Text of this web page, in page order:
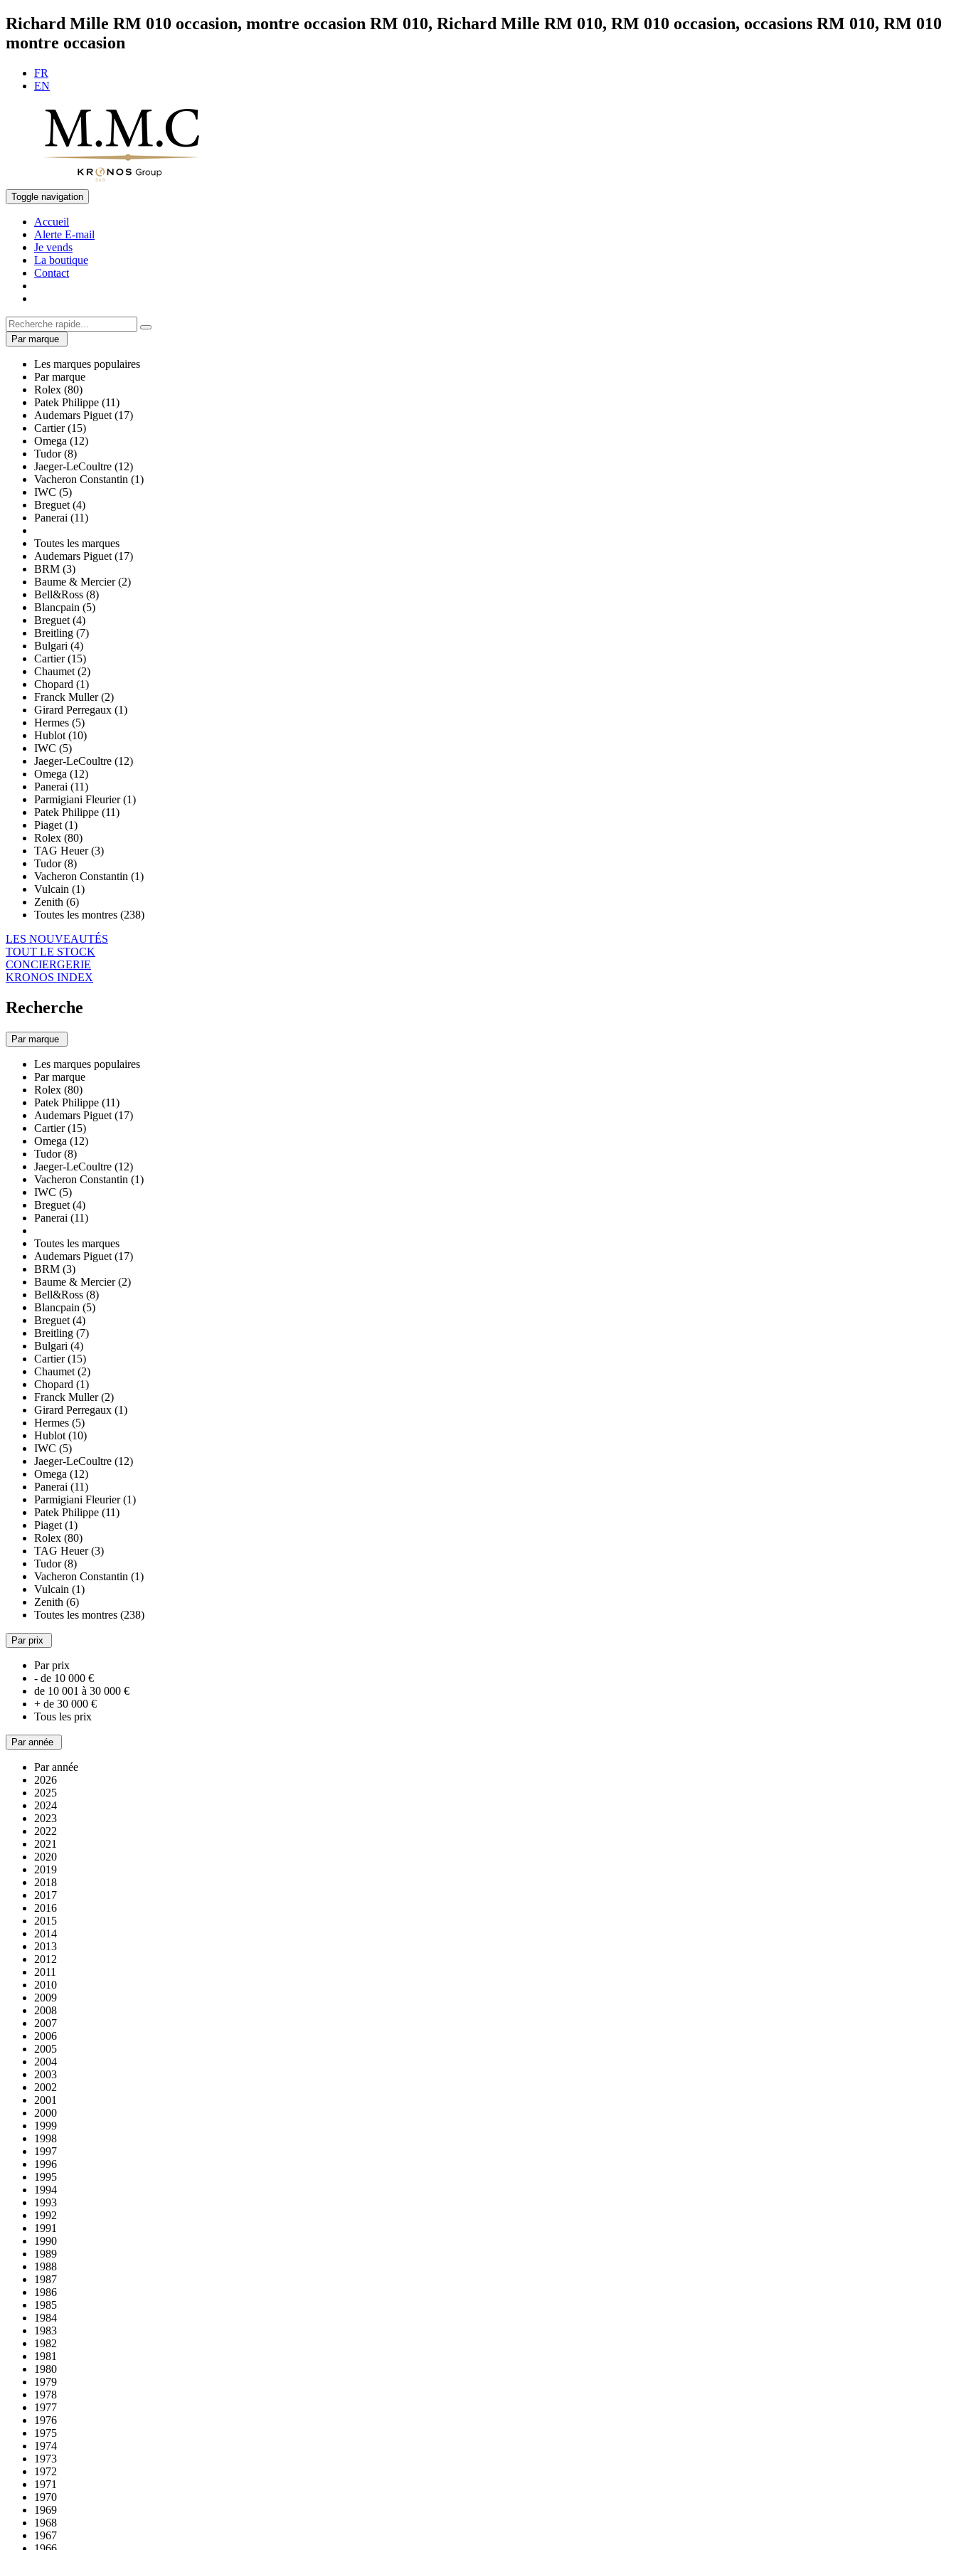
Richard Mille RM 010 occasion, montre occasion RM 010, Richard Mille RM 010, RM 010 occasion, occasions RM 010, RM 010
montre occasion
FR
EN
Toggle navigation
Accueil
Alerte E-mail
Je vends
La boutique
Contact
Par marque
Les marques populaires
Par marque
Rolex (80)
Patek Philippe (11)
Audemars Piguet (17)
Cartier (15)
Omega (12)
Tudor (8)
Jaeger-LeCoultre (12)
Vacheron Constantin (1)
IWC (5)
Breguet (4)
Panerai (11)
Toutes les marques
Audemars Piguet (17)
BRM (3)
Baume & Mercier (2)
Bell&Ross (8)
Blancpain (5)
Breguet (4)
Breitling (7)
Bulgari (4)
Cartier (15)
Chaumet (2)
Chopard (1)
Franck Muller (2)
Girard Perregaux (1)
Hermes (5)
Hublot (10)
IWC (5)
Jaeger-LeCoultre (12)
Omega (12)
Panerai (11)
Parmigiani Fleurier (1)
Patek Philippe (11)
Piaget (1)
Rolex (80)
TAG Heuer (3)
Tudor (8)
Vacheron Constantin (1)
Vulcain (1)
Zenith (6)
Toutes les montres (238)
LES NOUVEAUTÉS
TOUT LE STOCK
CONCIERGERIE
KRONOS INDEX
Recherche
Par marque
Les marques populaires
Par marque
Rolex (80)
Patek Philippe (11)
Audemars Piguet (17)
Cartier (15)
Omega (12)
Tudor (8)
Jaeger-LeCoultre (12)
Vacheron Constantin (1)
IWC (5)
Breguet (4)
Panerai (11)
Toutes les marques
Audemars Piguet (17)
BRM (3)
Baume & Mercier (2)
Bell&Ross (8)
Blancpain (5)
Breguet (4)
Breitling (7)
Bulgari (4)
Cartier (15)
Chaumet (2)
Chopard (1)
Franck Muller (2)
Girard Perregaux (1)
Hermes (5)
Hublot (10)
IWC (5)
Jaeger-LeCoultre (12)
Omega (12)
Panerai (11)
Parmigiani Fleurier (1)
Patek Philippe (11)
Piaget (1)
Rolex (80)
TAG Heuer (3)
Tudor (8)
Vacheron Constantin (1)
Vulcain (1)
Zenith (6)
Toutes les montres (238)
Par prix
Par prix
- de 10 000 €
de 10 001 à 30 000 €
+ de 30 000 €
Tous les prix
Par année
Par année
2026
2025
2024
2023
2022
2021
2020
2019
2018
2017
2016
2015
2014
2013
2012
2011
2010
2009
2008
2007
2006
2005
2004
2003
2002
2001
2000
1999
1998
1997
1996
1995
1994
1993
1992
1991
1990
1989
1988
1987
1986
1985
1984
1983
1982
1981
1980
1979
1978
1977
1976
1975
1974
1973
1972
1971
1970
1969
1968
1967